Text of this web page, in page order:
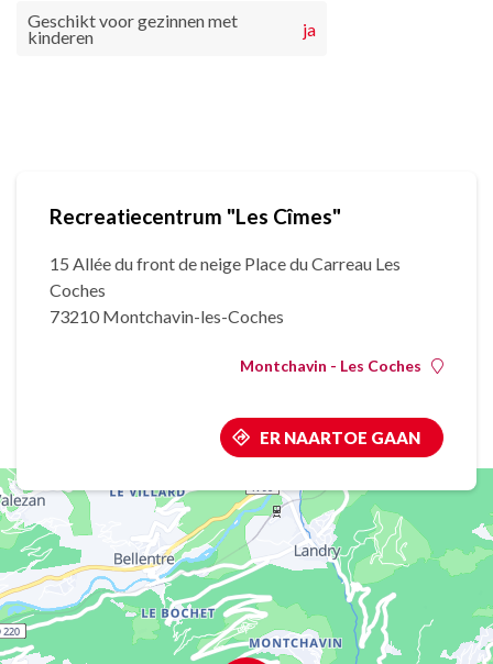
Geschikt voor gezinnen met
kinderen ja
Recreatiecentrum "Les Cîmes"
15 Allée du front de neige Place du Carreau Les
Coches
73210 Montchavin-les-Coches
Montchavin - Les Coches
ER NAARTOE GAAN